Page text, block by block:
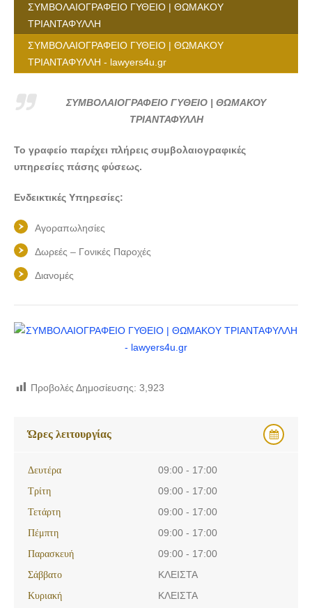
ΣΥΜΒΟΛΑΙΟΓΡΑΦΕΙΟ ΓΥΘΕΙΟ | ΘΩΜΑΚΟΥ
ΤΡΙΑΝΤΑΦΥΛΛΗ
ΣΥΜΒΟΛΑΙΟΓΡΑΦΕΙΟ ΓΥΘΕΙΟ | ΘΩΜΑΚΟΥ
ΤΡΙΑΝΤΑΦΥΛΛΗ - lawyers4u.gr
ΣΥΜΒΟΛΑΙΟΓΡΑΦΕΙΟ ΓΥΘΕΙΟ | ΘΩΜΑΚΟΥ
ΤΡΙΑΝΤΑΦΥΛΛΗ
Το γραφείο παρέχει πλήρεις συμβολαιογραφικές
υπηρεσίες πάσης φύσεως.
Ενδεικτικές Υπηρεσίες:
Αγοραπωλησίες
Δωρεές – Γονικές Παροχές
Διανομές
Προβολές Δημοσίευσης: 3,923
Ώρες λειτουργίας
Δευτέρα
09:00 - 17:00
Τρίτη
09:00 - 17:00
Τετάρτη
09:00 - 17:00
Πέμπτη
09:00 - 17:00
Παρασκευή
09:00 - 17:00
Σάββατο
ΚΛΕΙΣΤΑ
Κυριακή
ΚΛΕΙΣΤΑ